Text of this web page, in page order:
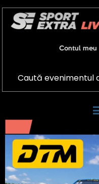
Contul meu